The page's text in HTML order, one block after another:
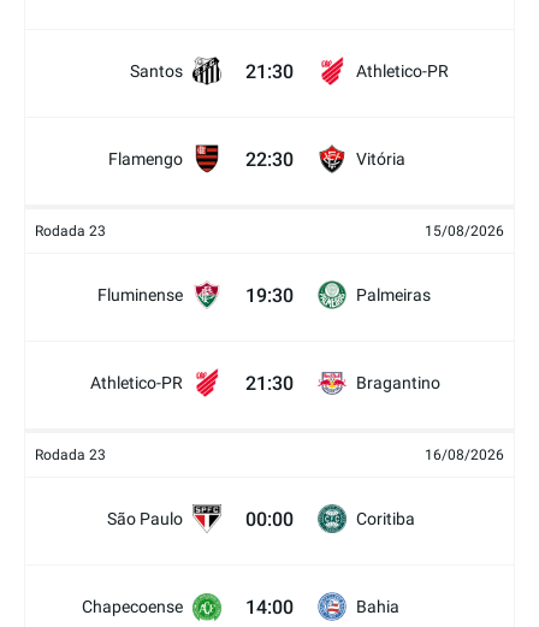
Santos 21:30 Athletico-PR
Flamengo 22:30 Vitória
Rodada 23 15/08/2026
Fluminense 19:30 Palmeiras
Athletico-PR 21:30 Bragantino
Rodada 23 16/08/2026
São Paulo 00:00 Coritiba
Chapecoense 14:00 Bahia